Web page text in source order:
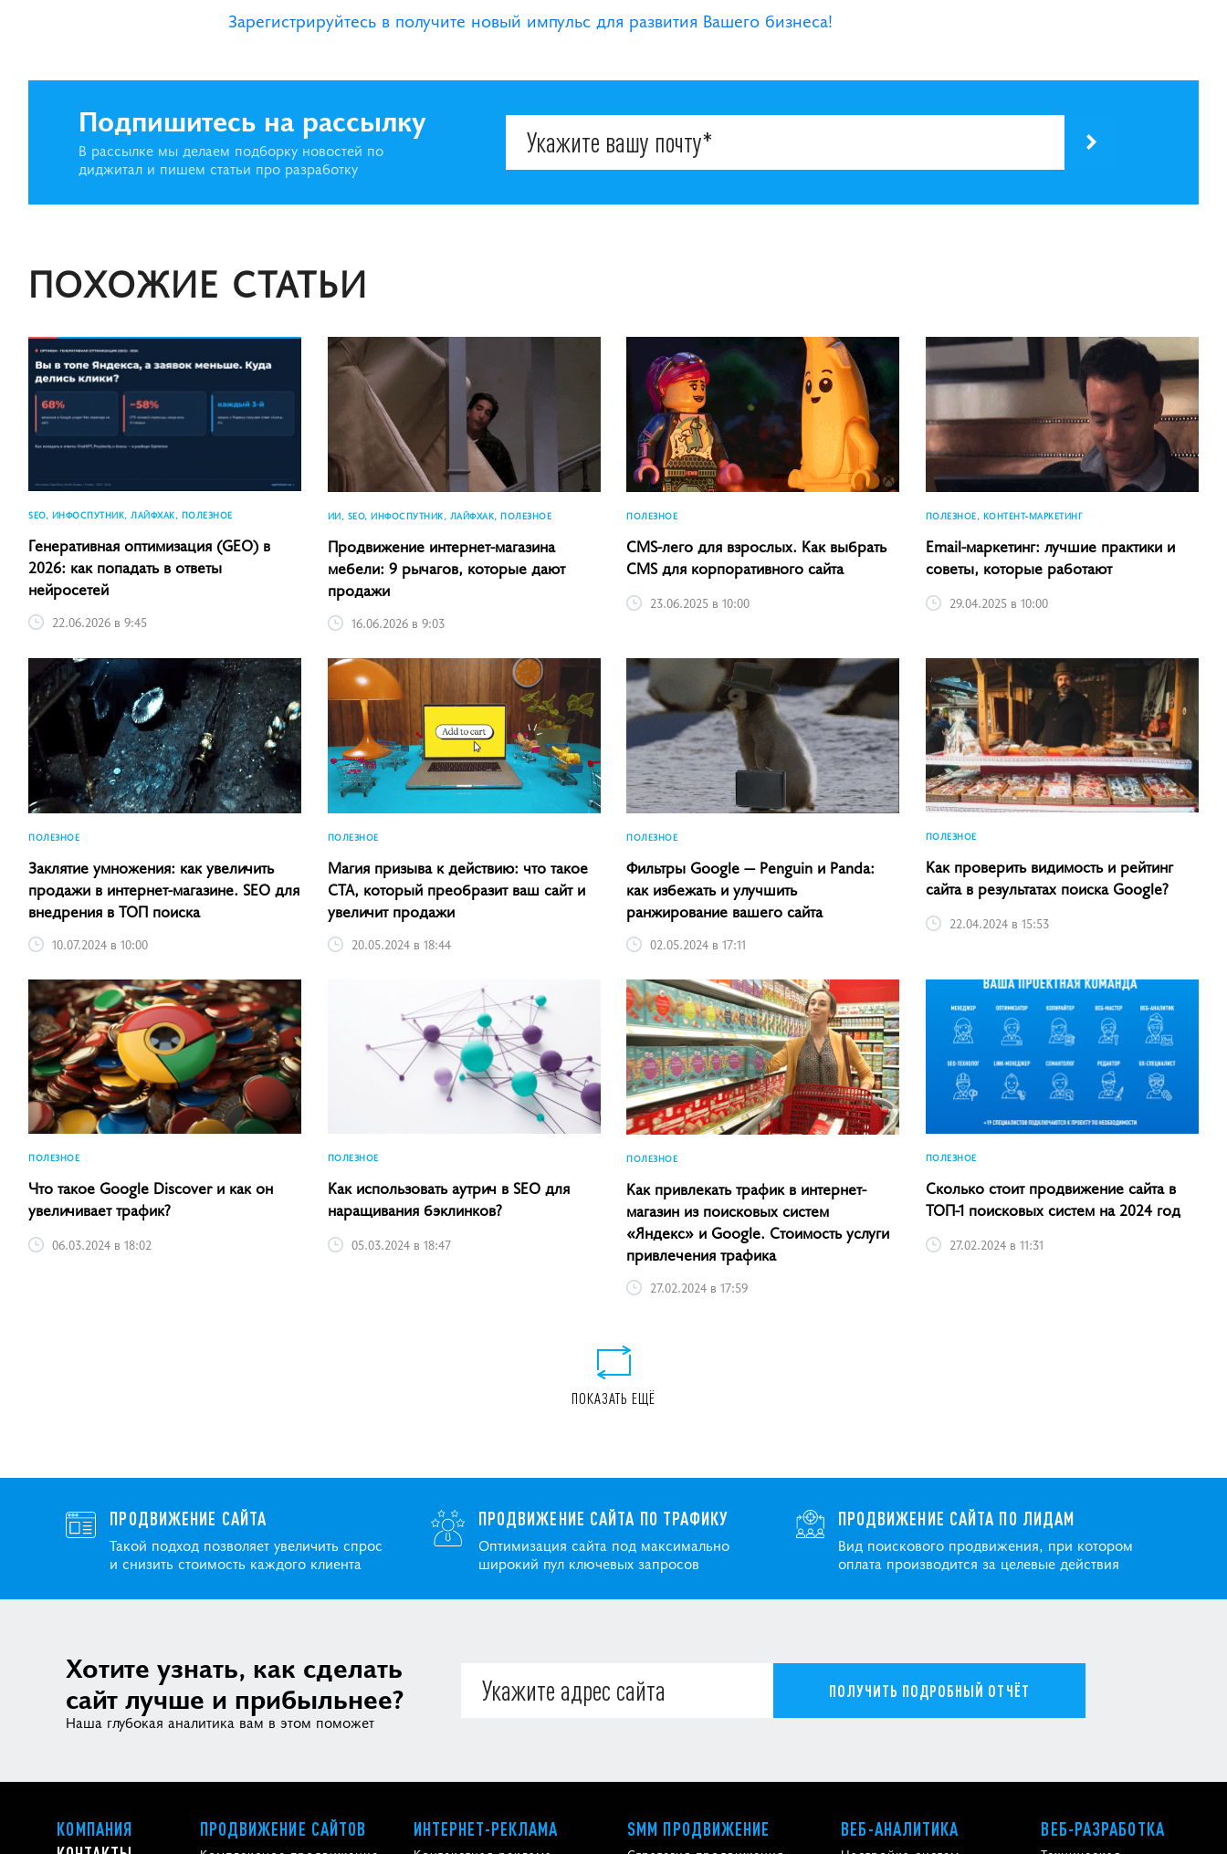
Зарегистрируйтесь в получите новый импульс для развития Вашего бизнеса!
Подпишитесь на рассылку
В рассылке мы делаем подборку новостей по
диджитал и пишем статьи про разработку
ПОХОЖИЕ СТАТЬИ
SEO, ИНФОСПУТНИК, ЛАЙФХАК, ПОЛЕЗНОЕ
Генеративная оптимизация (GEO) в
2026: как попадать в ответы
нейросетей
22.06.2026 в 9:45
ИИ, SEO, ИНФОСПУТНИК, ЛАЙФХАК, ПОЛЕЗНОЕ
Продвижение интернет-магазина
мебели: 9 рычагов, которые дают
продажи
16.06.2026 в 9:03
ПОЛЕЗНОЕ
CMS-лего для взрослых. Как выбрать
CMS для корпоративного сайта
23.06.2025 в 10:00
ПОЛЕЗНОЕ, КОНТЕНТ-МАРКЕТИНГ
Email-маркетинг: лучшие практики и
советы, которые работают
29.04.2025 в 10:00
ПОЛЕЗНОЕ
Заклятие умножения: как увеличить
продажи в интернет-магазине. SEO для
внедрения в ТОП поиска
10.07.2024 в 10:00
ПОЛЕЗНОЕ
Магия призыва к действию: что такое
CTA, который преобразит ваш сайт и
увеличит продажи
20.05.2024 в 18:44
ПОЛЕЗНОЕ
Фильтры Google — Penguin и Panda:
как избежать и улучшить
ранжирование вашего сайта
02.05.2024 в 17:11
ПОЛЕЗНОЕ
Как проверить видимость и рейтинг
сайта в результатах поиска Google?
22.04.2024 в 15:53
ПОЛЕЗНОЕ
Что такое Google Discover и как он
увеличивает трафик?
06.03.2024 в 18:02
ПОЛЕЗНОЕ
Как использовать аутрич в SEO для
наращивания бэклинков?
05.03.2024 в 18:47
ПОЛЕЗНОЕ
Как привлекать трафик в интернет-
магазин из поисковых систем
«Яндекс» и Google. Стоимость услуги
привлечения трафика
27.02.2024 в 17:59
ПОЛЕЗНОЕ
Сколько стоит продвижение сайта в
ТОП-1 поисковых систем на 2024 год
27.02.2024 в 11:31
ПОКАЗАТЬ ЕЩЁ
ПРОДВИЖЕНИЕ САЙТА
Такой подход позволяет увеличить спрос
и снизить стоимость каждого клиента
ПРОДВИЖЕНИЕ САЙТА ПО ТРАФИКУ
Оптимизация сайта под максимально
широкий пул ключевых запросов
ПРОДВИЖЕНИЕ САЙТА ПО ЛИДАМ
Вид поискового продвижения, при котором
оплата производится за целевые действия
Хотите узнать, как сделать
сайт лучше и прибыльнее?
Наша глубокая аналитика вам в этом поможет
ПОЛУЧИТЬ ПОДРОБНЫЙ ОТЧЁТ
КОМПАНИЯ
ПРОДВИЖЕНИЕ САЙТОВ ИНТЕРНЕТ-РЕКЛАМА SMM ПРОДВИЖЕНИЕ ВЕБ-АНАЛИТИКА ВЕБ-РАЗРАБОТКА